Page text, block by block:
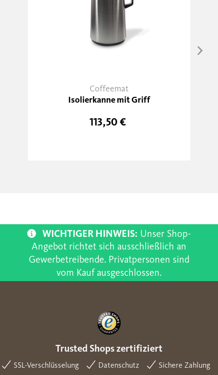
Coffeemat
Isolierkanne mit Griff
113,50 €
WICHTIGER HINWEIS: Unser Shop-
Angebot richtet sich ausschließlich an
Gewerbetreibende. Privatpersonen sind
vom Kauf ausgeschlossen.
Trusted Shops zertifiziert
SSL-Verschlüsselung Datenschutz Sichere Zahlung